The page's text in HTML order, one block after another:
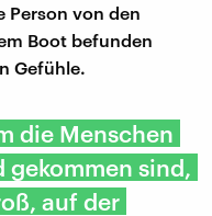
Person von den
Boot befunden
Gefühle.
die Menschen
gekommen sind,
auf der